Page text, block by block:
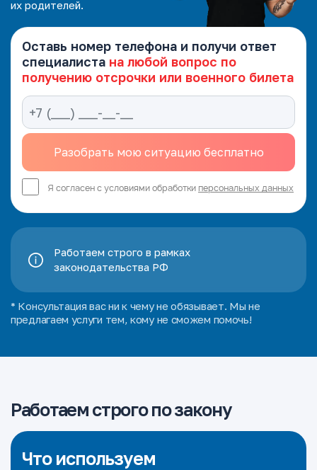
их родителей.
Оставь номер телефона и получи ответ
специалиста на любой вопрос по
получению отсрочки или военного билета
Я согласен с условиями обработки персональных данных
Работаем строго в рамках
законодательства РФ
* Консультация вас ни к чему не обязывает. Мы не
предлагаем услуги тем, кому не сможем помочь!
Работаем строго по закону
Что используем